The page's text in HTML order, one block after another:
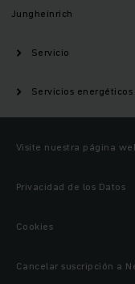
Jungheinrich
Servicio
Servicios
Visite nuestra página
Privacidad de los Datos
Cookies
Cancelar suscripción a